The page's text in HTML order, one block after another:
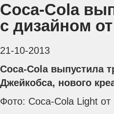
Coca-Cola
с дизайном
21-10-2013
Coca-Cola выпустила
Джейкобса, нового
Фото: Coca-Cola Light